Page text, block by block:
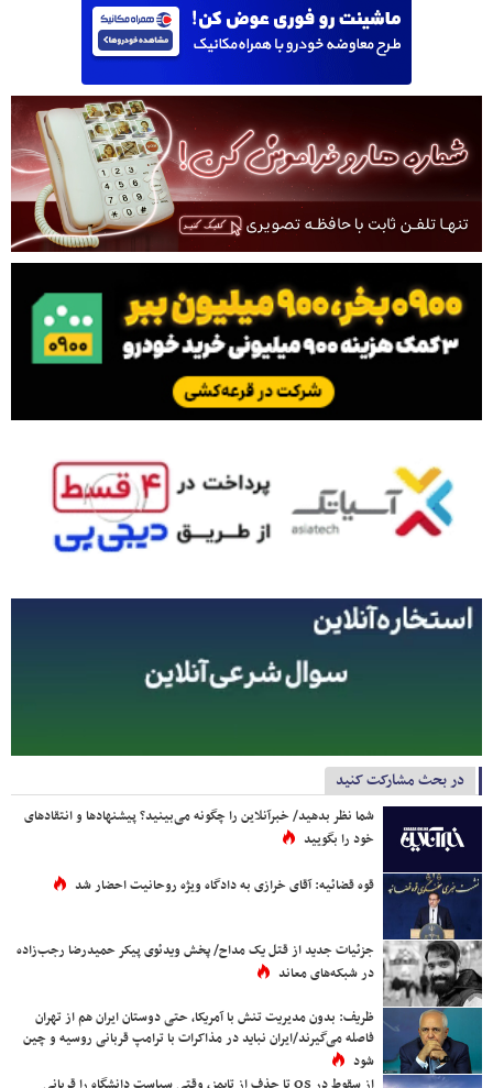
در بحث مشارکت کنید
شما نظر بدهید/ خبرآنلاین را چگونه می‌بینید؟ پیشنهادها و انتقادهای
خود را بگویید
قوه قضائیه: آقای خرازی به دادگاه ویژه روحانیت احضار شد
جزئیات جدید از قتل یک مداح/ پخش ویدئوی پیکر حمیدرضا رجب‌زاده
در شبکه‌های معاند
ظریف: بدون مدیریت تنش با آمریکا، حتی دوستان ایران هم از تهران
فاصله می‌گیرند/ایران نباید در مذاکرات با ترامپ قربانی روسیه و چین
شود